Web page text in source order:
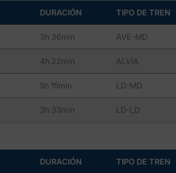
DURACIÓN TIPO DE TREN
3h 36min AVE-MD
4h 22min ALVIA
5h 15min LD-MD
3h 33min LD-LD
DURACIÓN TIPO DE TREN